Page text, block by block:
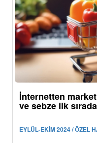
İnternetten
ve sebze ilk sırada
EYLÜL-EKİM 2024 / ÖZEL